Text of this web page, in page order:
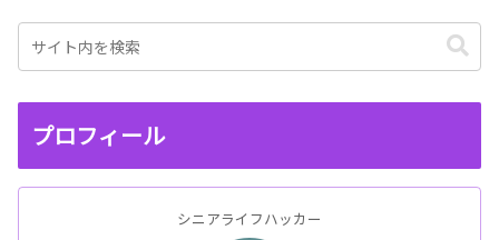
プロフィール
シニアライフハッカー